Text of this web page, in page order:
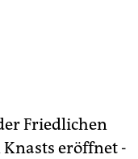
Friedlichen
eröffnet -